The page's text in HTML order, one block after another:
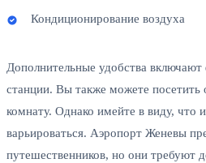
Кондиционирование воздуха
Дополнительные удобства
станции. Вы также можете
комнату. Однако имейте в виду, что
варьироваться. Аэропорт Женевы
путешественников, но они требуют